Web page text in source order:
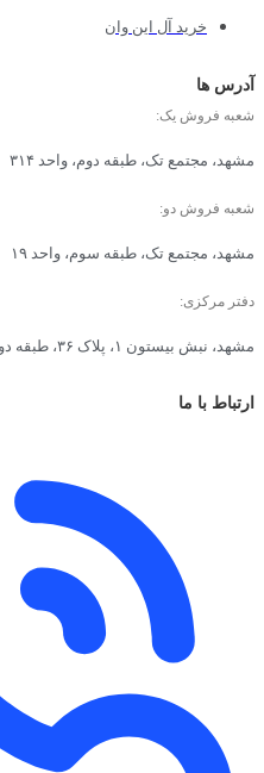
خرید آل این وان
آدرس ها
شعبه فروش یک:
مشهد، مجتمع تک، طبقه دوم، واحد ۳۱۴
شعبه فروش دو:
مشهد، مجتمع تک، طبقه سوم، واحد ۱۹
دفتر مرکزی:
مشهد، نبش بیستون ۱، پلاک ۳۶، طبقه دوم، واحد ۳
ارتباط با ما